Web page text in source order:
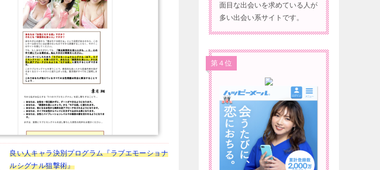
良い人キャラ決別プログラム『ラブエモーショナ
ルシグナル狙撃術』
面目な出会いを求めている人が
多い出会い系サイトです。
第４位